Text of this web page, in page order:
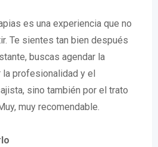
es una experiencia que no
Te sientes tan bien después
buscas agendar la
profesionalidad y el
sino también por el trato
muy recomendable.